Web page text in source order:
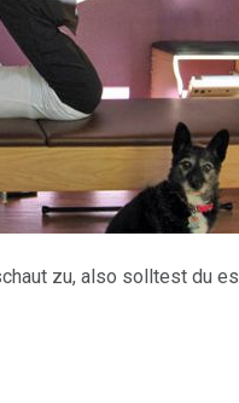
zu, also solltest du